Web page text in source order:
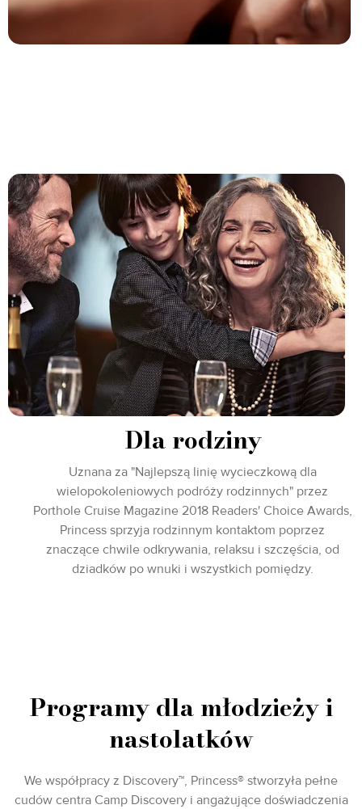
Dla rodziny
Uznana za "Najlepszą linię wycieczkową dla
wielopokoleniowych podróży rodzinnych" przez
Porthole Cruise Magazine 2018 Readers' Choice Awards,
Princess sprzyja rodzinnym kontaktom poprzez
znaczące chwile odkrywania, relaksu i szczęścia, od
dziadków po wnuki i wszystkich pomiędzy.
Programy dla młodzieży i
nastolatków
We współpracy z Discovery™, Princess® stworzyła pełne
cudów centra Camp Discovery i angażujące doświadczenia